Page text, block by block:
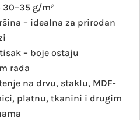
g/m²
– idealna za prirodan
– boje ostaju
rada
na drvu, staklu, MDF-
platnu, tkanini i drugim